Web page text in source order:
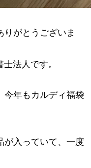
がとうございま
法人です。
今年もカルディ福袋
が入っていて、一度